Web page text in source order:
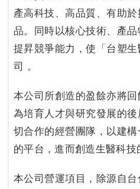
產高科技、高品質、有助
品。同時以核心技術、產品
提昇競爭能力，使「台塑
司 。
本公司所創造的盈餘亦將
為培育人才與研究發展的
切合作的經營團隊，以建
的平台，進而創造生醫科技
本公司營運項目，除源自